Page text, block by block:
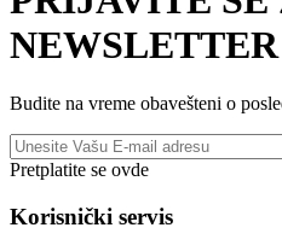
NEWSLETTER
Budite na vreme obavešteni o
Pretplatite se ovde
Korisnički servis